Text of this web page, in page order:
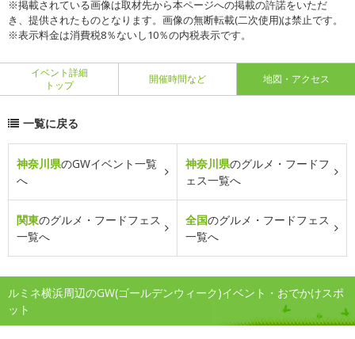
※掲載されている画像は取材先から本ページへの掲載の許諾をいただ
き、提供されたものとなります。画像の無断転載(二次使用)は禁止です。
※表示料金は消費税8％ないし10％の内税表示です。
イベント詳細
トップ
開催時間など 地図・アクセス
一覧に戻る
神奈川県のGWイベント一覧
へ
神奈川県のグルメ・フードフ
ェス一覧へ
関東のグルメ・フードフェス
一覧へ
全国のグルメ・フードフェス
一覧へ
ルミネ横浜周辺のGW(ゴールデンウィーク)イベント・おでかけスポ
ット